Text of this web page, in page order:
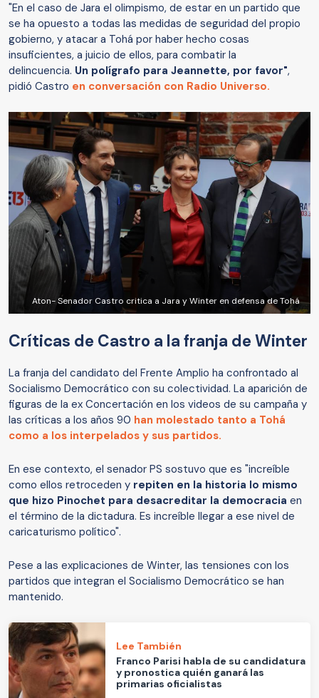
"En el caso de Jara el olimpismo, de estar en un partido que
se ha opuesto a todas las medidas de seguridad del propio
gobierno, y atacar a Tohá por haber hecho cosas
insuficientes, a juicio de ellos, para combatir la
delincuencia. Un polígrafo para Jeannette, por favor",
pidió Castro en conversación con Radio Universo.
Aton- Senador Castro critica a Jara y Winter en defensa de Tohá
Críticas de Castro a la franja de Winter
La franja del candidato del Frente Amplio ha confrontado al
Socialismo Democrático con su colectividad. La aparición de
figuras de la ex Concertación en los videos de su campaña y
las críticas a los años 90 han molestado tanto a Tohá
como a los interpelados y sus partidos.
En ese contexto, el senador PS sostuvo que es "increíble
como ellos retroceden y repiten en la historia lo mismo
que hizo Pinochet para desacreditar la democracia en
el término de la dictadura. Es increíble llegar a ese nivel de
caricaturismo político".
Pese a las explicaciones de Winter, las tensiones con los
partidos que integran el Socialismo Democrático se han
mantenido.
Lee También
Franco Parisi habla de su candidatura
y pronostica quién ganará las
primarias oficialistas